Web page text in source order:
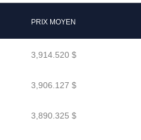
PRIX MOYEN
3,914.520 $
3,906.127 $
3,890.325 $